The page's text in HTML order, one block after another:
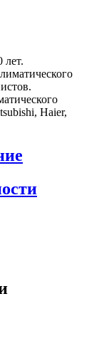
лет.
Haier,